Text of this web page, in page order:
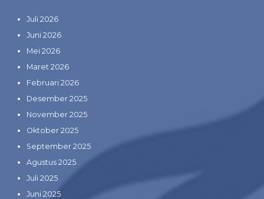
Juli 2026
Juni 2026
Mei 2026
Maret 2026
Februari 2026
Desember 2025
November 2025
Oktober 2025
September 2025
Agustus 2025
Juli 2025
Juni 2025